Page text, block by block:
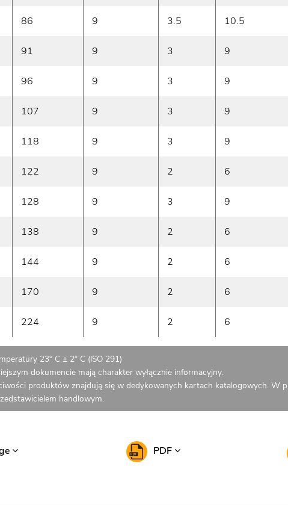
86 9 3.5 10.5
91 9 3 9
96 9 3 9
107 9 3 9
118 9 3 9
122 9 2 6
128 9 3 9
138 9 2 6
144 9 2 6
170 9 2 6
224 9 2 6
23° C ± 2° C (ISO 291)
dokumencie mają charakter wyłącznie informacyjny.
produktów znajdują się w dedykowanych kartach katalogowych.
handlowym.
PDF